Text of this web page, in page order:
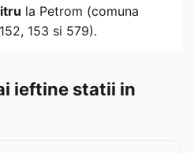
la Petrom (comuna
153 si 579).
ieftine statii in